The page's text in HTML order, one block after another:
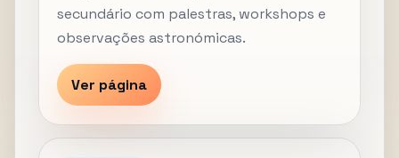
secundário com palestras, workshops e
observações astronómicas.
Ver página